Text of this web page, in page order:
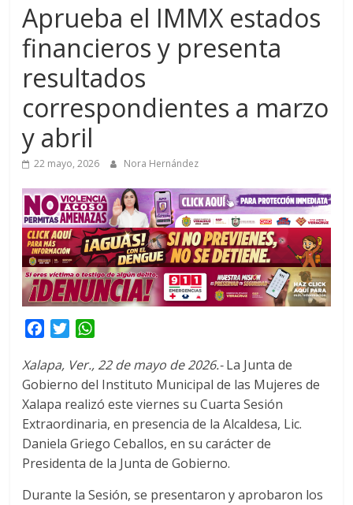
Aprueba el IMMX estados
financieros y presenta
resultados
correspondientes a marzo
y abril
22 mayo, 2026 Nora Hernández
c
e
b
o
o
k
T
i
t
t
e
r
a
t
s
A
p
p
Xalapa, Ver., 22 de mayo de 2026.-La Junta de
Gobierno del Instituto Municipal de las Mujeres de
Xalapa realizó este viernes su Cuarta Sesión
Extraordinaria, en presencia de la Alcaldesa, Lic.
Daniela Griego Ceballos, en su carácter de
Presidenta de la Junta de Gobierno.
Durante la Sesión, se presentaron y aprobaron los